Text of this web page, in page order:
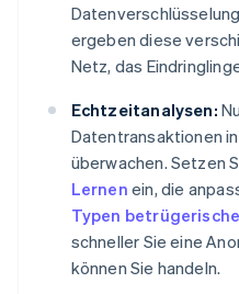
ergeben diese
Netz, das
Echtzeitanalysen:
Datentransaktionen
überwachen. Setzen
Lernen ein, die
Typen
schneller Sie eine
können Sie handeln.